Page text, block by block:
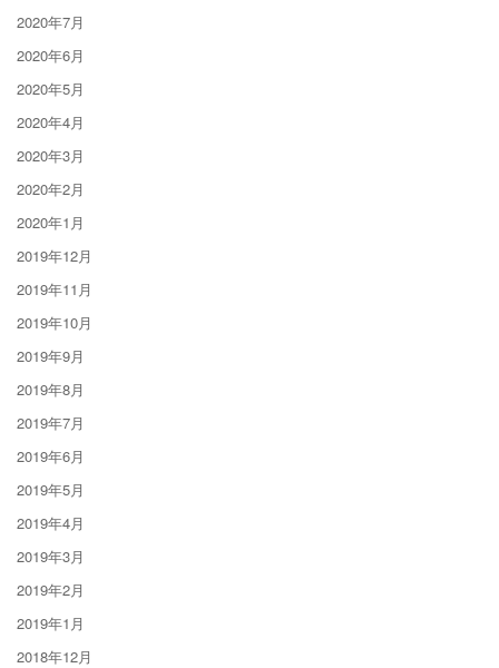
2020年7月
2020年6月
2020年5月
2020年4月
2020年3月
2020年2月
2020年1月
2019年12月
2019年11月
2019年10月
2019年9月
2019年8月
2019年7月
2019年6月
2019年5月
2019年4月
2019年3月
2019年2月
2019年1月
2018年12月